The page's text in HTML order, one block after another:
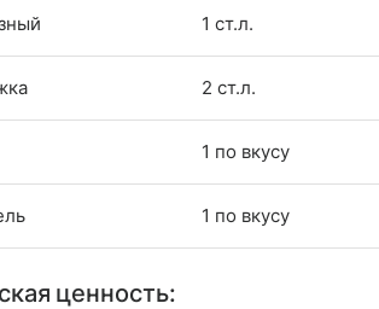
1 ст.л.
2 ст.л.
1 по вкусу
1 по вкусу
ценность: